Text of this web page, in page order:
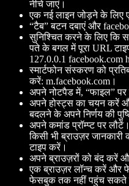
नीचे जाएं।
एक नई लाइन जोड़ने के लिए
“टैब” बटन दबाएं और
सुनिश्चित करने के लिए कि
पते के बगल में पूरा URL
127.0.0.1 facebook.com
स्मार्टफोन संस्करण को
करें: m.facebook.com।
अपने नोटपैड में, “फाइल”
अपने होस्ट्स का चयन करें
बदलने के अपने निर्णय की
अपने कमांड प्रॉम्प्ट पर
किसी भी ब्राउज़र
टाइप करें।
अपने ब्राउज़रों को बंद करें
एक ब्राउज़र लॉन्च करें और
फेसबुक तक नहीं पहुंच सकते